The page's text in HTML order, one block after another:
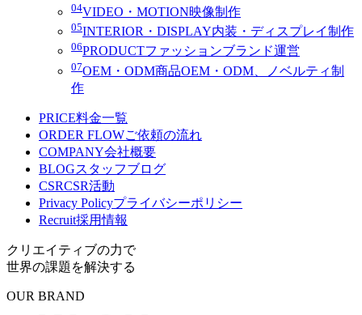
04VIDEO・MOTION映像制作
05INTERIOR・DISPLAY内装・ディスプレイ制作
06PRODUCTファッションブランド運営
07OEM・ODM商品OEM・ODM、ノベルティ制
作
PRICE料金一覧
ORDER FLOWご依頼の流れ
COMPANY会社概要
BLOGスタッフブログ
CSRCSR活動
Privacy Policyプライバシーポリシー
Recruit採用情報
クリエイティブの力で
世界の課題を解決する
OUR BRAND